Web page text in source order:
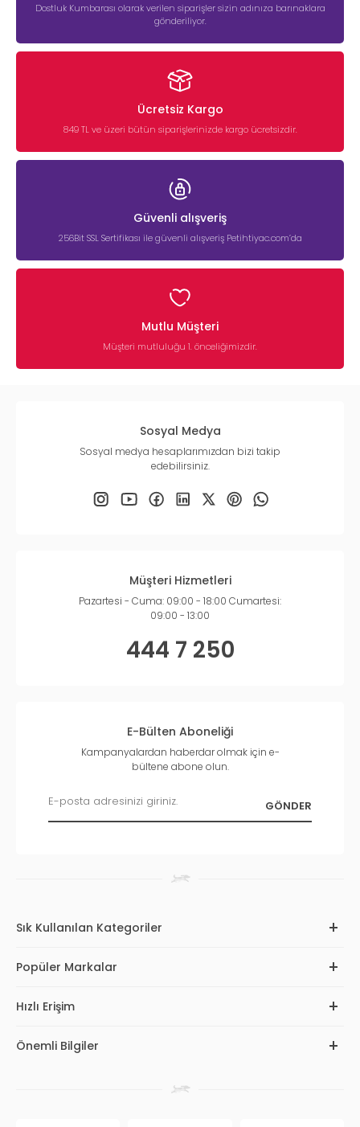
Dostluk Kumbarası olarak verilen siparişler sizin adınıza barınaklara
gönderiliyor.
Ücretsiz Kargo
849 TL ve üzeri bütün siparişlerinizde kargo ücretsizdir.
Güvenli alışveriş
256Bit SSL Sertifikası ile güvenli alışveriş Petihtiyac.com’da
Mutlu Müşteri
Müşteri mutluluğu 1. önceliğimizdir.
Sosyal Medya
Sosyal medya hesaplarımızdan bizi takip
edebilirsiniz.
Müşteri Hizmetleri
Pazartesi - Cuma: 09:00 - 18:00 Cumartesi:
09:00 - 13:00
444 7 250
E-Bülten Aboneliği
Kampanyalardan haberdar olmak için e-
bültene abone olun.
Sık Kullanılan Kategoriler
Popüler Markalar
Hızlı Erişim
Önemli Bilgiler